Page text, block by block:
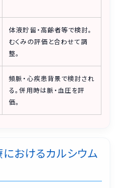
体液貯留・高齢者等で検討。
むくみの評価と合わせて調
整。
頻脈・心疾患背景で検討され
る。併用時は脈・血圧を評
価。
おけるカルシウム